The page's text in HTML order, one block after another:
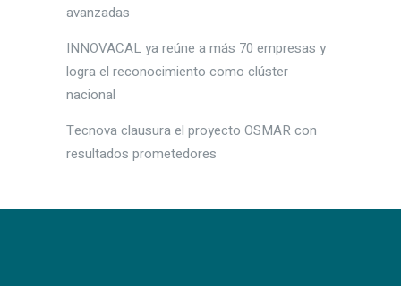
avanzadas
INNOVACAL ya reúne a más 70 empresas y
logra el reconocimiento como clúster
nacional
Tecnova clausura el proyecto OSMAR con
resultados prometedores